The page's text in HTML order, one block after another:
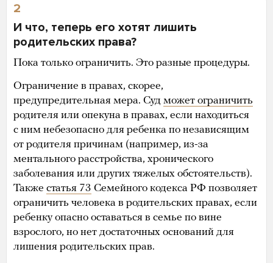
2
И что, теперь его хотят лишить
родительских права?
Пока только ограничить. Это разные процедуры.
Ограничение в правах, скорее,
предупредительная мера. Суд может ограничить
родителя или опекуна в правах, если находиться
с ним небезопасно для ребенка по независящим
от родителя причинам (например, из-за
ментального расстройства, хронического
заболевания или других тяжелых обстоятельств).
Также статья 73 Семейного кодекса РФ позволяет
ограничить человека в родительских правах, если
ребенку опасно оставаться в семье по вине
взрослого, но нет достаточных оснований для
лишения родительских прав.